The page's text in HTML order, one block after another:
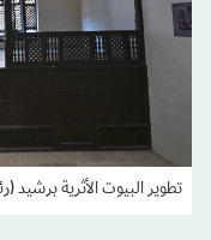
تطوير البيوت الأثرية برشيد